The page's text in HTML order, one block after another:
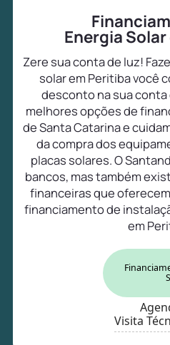
Energia
Zere sua conta de luz!
solar em Peritiba você
desconto na sua conta
melhores opções de
de Santa Catarina e
da compra dos
placas solares. O
bancos, mas também
financeiras que
financiamento de
em
Visita